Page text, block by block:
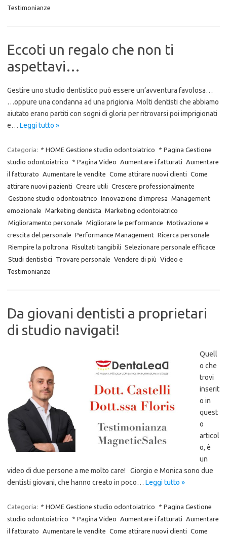
Testimonianze
Eccoti un regalo che non ti
aspettavi…
Gestire uno studio dentistico può essere un’avventura favolosa…
…oppure una condanna ad una prigionia. Molti dentisti che abbiamo
aiutato erano partiti con sogni di gloria per ritrovarsi poi imprigionati
e… Leggi tutto »
Categoria: * HOME Gestione studio odontoiatrico
* Pagina Gestione
studio odontoiatrico
* Pagina Video Aumentare i fatturati
Aumentare
il fatturato
Aumentare le vendite Come attirare nuovi clienti Come
attirare nuovi pazienti Creare utili Crescere professionalmente
Gestione studio odontoiatrico Innovazione d'impresa Management
emozionale Marketing dentista Marketing odontoiatrico
Miglioramento personale Migliorare le performance Motivazione e
crescita del personale Performance Management Ricerca personale
Riempire la poltrona Risultati tangibili Selezionare personale efficace
Studi dentistici
Trovare personale Vendere di più Video e
Testimonianze
Da giovani dentisti a proprietari
di studio navigati!
Quell
o che
trovi
inserit
o in
quest
o
articol
o, è
un
video di due persone a me molto care! Giorgio e Monica sono due
dentisti giovani, che hanno creato in poco… Leggi tutto »
Categoria: * HOME Gestione studio odontoiatrico
* Pagina Gestione
studio odontoiatrico
* Pagina Video Aumentare i fatturati
Aumentare
il fatturato
Aumentare le vendite Come attirare nuovi clienti Come